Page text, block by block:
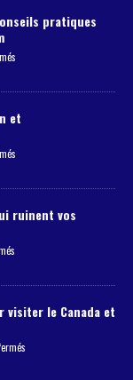
pratiques
et
ruinent vos
visiter le Canada et